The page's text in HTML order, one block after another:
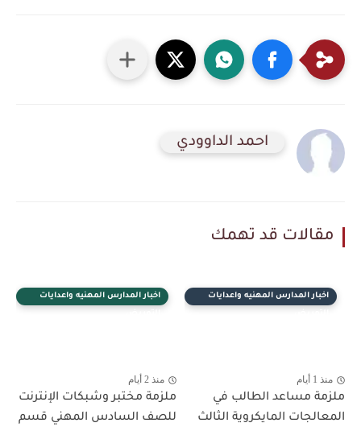
احمد الداوودي
مقالات قد تهمك
اخبار المدارس المهنيه واعدايات
منذ 1 أيام
ملزمة مساعد الطالب في
المعالجات المايكروية الثالث
اخبار المدارس المهنيه واعدايات
منذ 2 أيام
ملزمة مختبر وشبكات الإنترنت
للصف السادس المهني قسم